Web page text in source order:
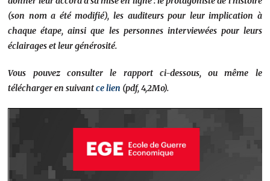
(son nom a été modifié), les auditeurs pour leur implication à
chaque étape, ainsi que les personnes interviewées pour leurs
éclairages et leur générosité.
Vous pouvez consulter le rapport ci-dessous, ou même le
télécharger en suivantce lien (pdf, 4,2Mo).